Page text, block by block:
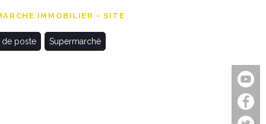
IMMOBILIER - SITE
de poste Supermarché